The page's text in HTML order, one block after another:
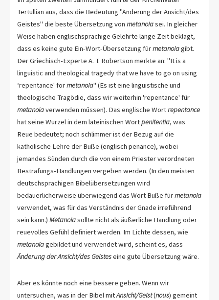
Tertullian aus, dass die Bedeutung "Änderung der Ansicht/des
Geistes" die beste Übersetzung von metanoiasei. In gleicher
Weise haben englischsprachige Gelehrte lange Zeit beklagt,
dass es keine gute Ein-Wort-Übersetzung fürmetanoiagibt.
Der Griechisch-Experte A. T. Robertson merkte an: "It is a
linguistic and theological tragedy that we have to go on using
‘repentance' formetanoia" (Es ist eine linguistische und
theologische Tragödie, dass wir weiterhin 'repentance' für
metanoiaverwenden müssen). Das englische Wortrepentance
hat seine Wurzel in dem lateinischen Wortpenitentia, was
Reue bedeutet; noch schlimmer ist der Bezug auf die
katholische Lehre der Buße (englisch penance), wobei
jemandes Sünden durch die von einem Priester verordneten
Bestrafungs-Handlungen vergeben werden. (In den meisten
deutschsprachigen Bibelübersetzungen wird
bedauerlicherweise überwiegend das Wort Buße fürmetanoia
verwendet, was für das Verständnis der Gnade irreführend
sein kann.) Metanoiasollte nicht als äußerliche Handlung oder
reuevolles Gefühl definiert werden. Im Lichte dessen, wie
metanoia
gebildet und verwendet wird, scheint es, dass
Änderung der Ansicht/des Geisteseine gute Übersetzung wäre.
Aber es könnte noch eine bessere geben. Wenn wir
untersuchen, was in der Bibel mitAnsicht/Geist(nous) gemeint